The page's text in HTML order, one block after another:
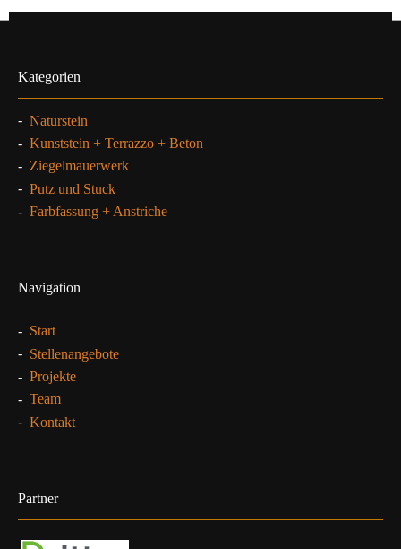
Kategorien
- Naturstein
- Kunststein + Terrazzo + Beton
- Ziegelmauerwerk
- Putz und Stuck
- Farbfassung + Anstriche
Navigation
- Start
- Stellenangebote
- Projekte
- Team
- Kontakt
Partner